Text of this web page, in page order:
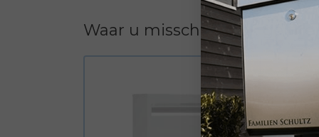
Waar u misschien ook